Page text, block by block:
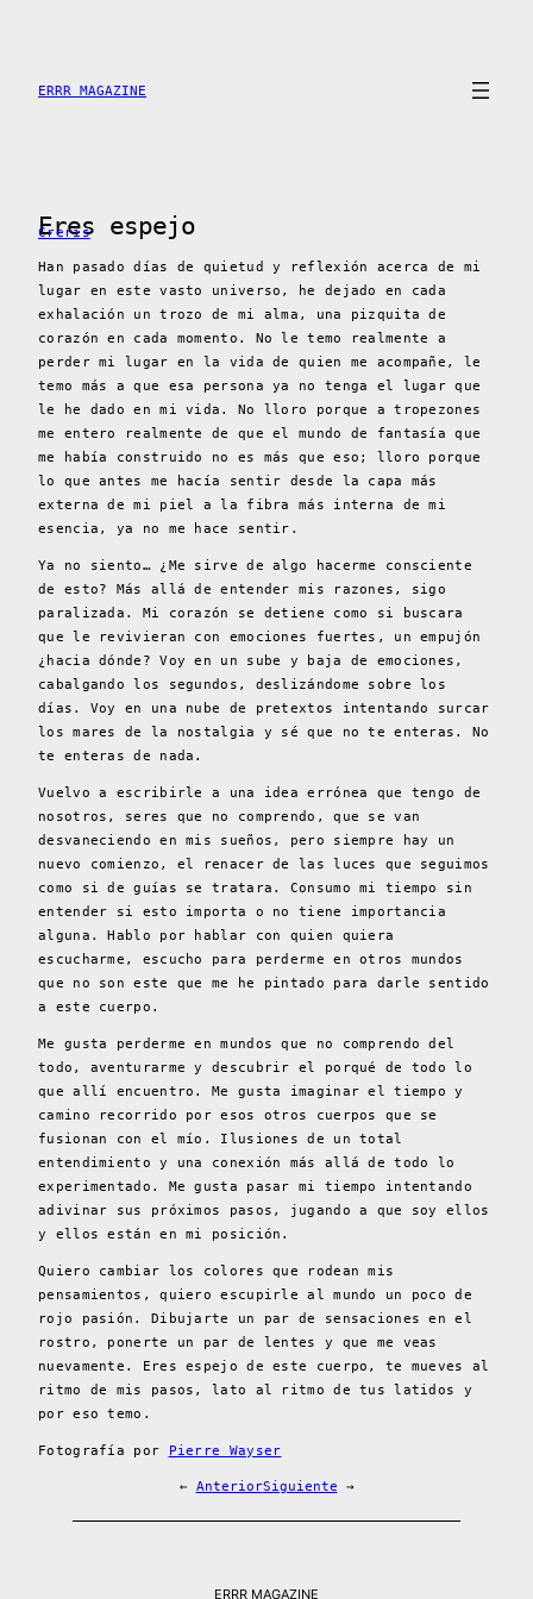
contenido
ERRR MAGAZINE
Eres espejo
Creris
Han pasado días de quietud y reflexión acerca de mi
lugar en este vasto universo, he dejado en cada
exhalación un trozo de mi alma, una pizquita de
corazón en cada momento. No le temo realmente a
perder mi lugar en la vida de quien me acompañe, le
temo más a que esa persona ya no tenga el lugar que
le he dado en mi vida. No lloro porque a tropezones
me entero realmente de que el mundo de fantasía que
me había construido no es más que eso; lloro porque
lo que antes me hacía sentir desde la capa más
externa de mi piel a la fibra más interna de mi
esencia, ya no me hace sentir.
Ya no siento… ¿Me sirve de algo hacerme consciente
de esto? Más allá de entender mis razones, sigo
paralizada. Mi corazón se detiene como si buscara
que le revivieran con emociones fuertes, un empujón
¿hacia dónde? Voy en un sube y baja de emociones,
cabalgando los segundos, deslizándome sobre los
días. Voy en una nube de pretextos intentando surcar
los mares de la nostalgia y sé que no te enteras. No
te enteras de nada.
Vuelvo a escribirle a una idea errónea que tengo de
nosotros, seres que no comprendo, que se van
desvaneciendo en mis sueños, pero siempre hay un
nuevo comienzo, el renacer de las luces que seguimos
como si de guías se tratara. Consumo mi tiempo sin
entender si esto importa o no tiene importancia
alguna. Hablo por hablar con quien quiera
escucharme, escucho para perderme en otros mundos
que no son este que me he pintado para darle sentido
a este cuerpo.
Me gusta perderme en mundos que no comprendo del
todo, aventurarme y descubrir el porqué de todo lo
que allí encuentro. Me gusta imaginar el tiempo y
camino recorrido por esos otros cuerpos que se
fusionan con el mío. Ilusiones de un total
entendimiento y una conexión más allá de todo lo
experimentado. Me gusta pasar mi tiempo intentando
adivinar sus próximos pasos, jugando a que soy ellos
y ellos están en mi posición.
Quiero cambiar los colores que rodean mis
pensamientos, quiero escupirle al mundo un poco de
rojo pasión. Dibujarte un par de sensaciones en el
rostro, ponerte un par de lentes y que me veas
nuevamente. Eres espejo de este cuerpo, te mueves al
ritmo de mis pasos, lato al ritmo de tus latidos y
por eso temo.
Fotografía por Pierre Wayser
← AnteriorSiguiente →
ERRR MAGAZINE